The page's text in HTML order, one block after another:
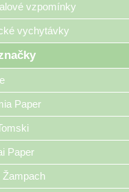
vzpomínky
vychytávky
Paper
Paper
Žampach